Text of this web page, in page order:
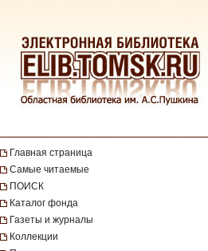
Главная страница
Самые читаемые
ПОИСК
Каталог фонда
Газеты и журналы
Коллекции